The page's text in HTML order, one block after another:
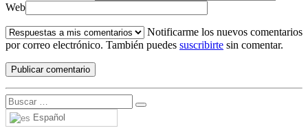
Web
Notificarme los nuevos comentarios
por correo electrónico. También puedes suscribirte sin comentar.
Español